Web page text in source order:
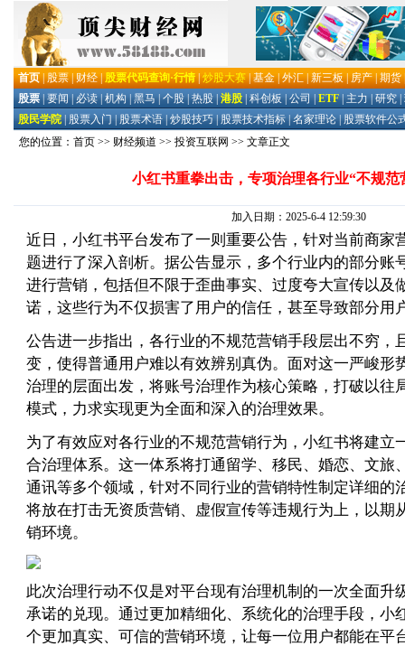
您的位置： 首页 >> 财经频道 >> 投资互联网 >> 文章正文
小红书重拳出击，专项治理各行业“不规范
加入日期：2025-6-4 12:59:30
近日，小红书平台发布了一则重要公告，针对当前商家
题进行了深入剖析。据公告显示，多个行业内的部分账
进行营销，包括但不限于歪曲事实、过度夸大宣传以及
诺，这些行为不仅损害了用户的信任，甚至导致部分用
公告进一步指出，各行业的不规范营销手段层出不穷，
变，使得普通用户难以有效辨别真伪。面对这一严峻形
治理的层面出发，将账号治理作为核心策略，打破以往
模式，力求实现更为全面和深入的治理效果。
为了有效应对各行业的不规范营销行为，小红书将建立
合治理体系。这一体系将打通留学、移民、婚恋、文旅
通讯等多个领域，针对不同行业的营销特性制定详细的
将放在打击无资质营销、虚假宣传等违规行为上，以期
销环境。
此次治理行动不仅是对平台现有治理机制的一次全面升
承诺的兑现。通过更加精细化、系统化的治理手段，小
个更加真实、可信的营销环境，让每一位用户都能在平